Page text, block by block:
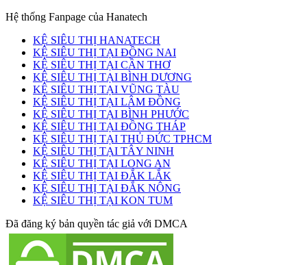
Hệ thống Fanpage của Hanatech
KỆ SIÊU THỊ HANATECH
KỆ SIÊU THỊ TẠI ĐỒNG NAI
KỆ SIÊU THỊ TẠI CẦN THƠ
KỆ SIÊU THỊ TẠI BÌNH DƯƠNG
KỆ SIÊU THỊ TẠI VŨNG TÀU
KỆ SIÊU THỊ TẠI LÂM ĐỒNG
KỆ SIÊU THỊ TẠI BÌNH PHƯỚC
KỆ SIÊU THỊ TẠI ĐỒNG THÁP
KỆ SIÊU THỊ TẠI THỦ ĐỨC TPHCM
KỆ SIÊU THỊ TẠI TÂY NINH
KỆ SIÊU THỊ TẠI LONG AN
KỆ SIÊU THỊ TẠI ĐẮK LẮK
KỆ SIÊU THỊ TẠI ĐẮK NÔNG
KỆ SIÊU THỊ TẠI KON TUM
Đã đăng ký bản quyền tác giả với DMCA